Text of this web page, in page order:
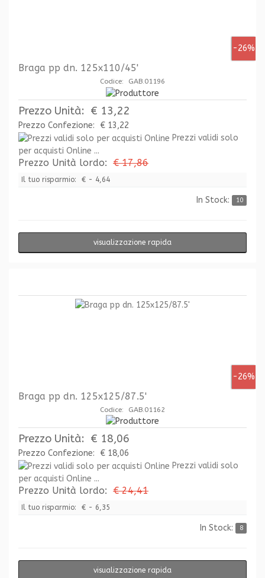
-26%
Braga pp dn. 125x110/45'
Codice: GAB.01196
Prezzo Unità: € 13,22
Prezzo Confezione:
€ 13,22
Prezzi validi solo
per acquisti Online ...
Prezzo Unità lordo: € 17,86
Il tuo risparmio: € - 4,64
In Stock: 10
visualizzazione rapida
-26%
Braga pp dn. 125x125/87.5'
Codice: GAB.01162
Prezzo Unità: € 18,06
Prezzo Confezione:
€ 18,06
Prezzi validi solo
per acquisti Online ...
Prezzo Unità lordo: € 24,41
Il tuo risparmio: € - 6,35
In Stock: 8
visualizzazione rapida